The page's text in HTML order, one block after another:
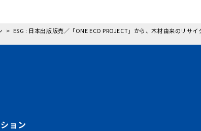
ESG : 日本出版販売／「ONE ECO PROJECT」から、木材由来のリサ
ョン